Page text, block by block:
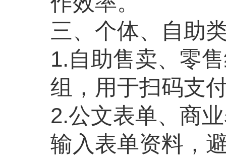
三、个体、自助
1.自助售卖、零
组，用于扫码支
2.公文表单、商
输入表单资料，